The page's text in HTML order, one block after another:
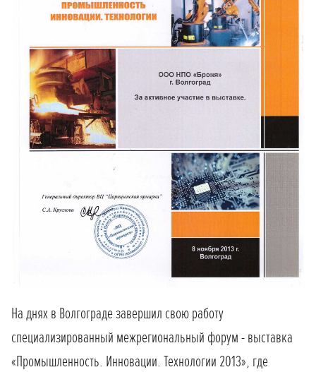
На днях в Волгограде завершил свою работу
специализированный межрегиональный форум - выставка
«Промышленность. Инновации. Технологии 2013», где